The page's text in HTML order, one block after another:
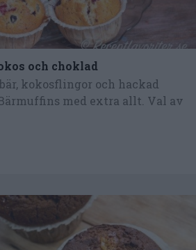
och choklad
kokosflingor och hackad
med extra allt. Val av